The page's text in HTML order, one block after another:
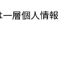
層個人情報